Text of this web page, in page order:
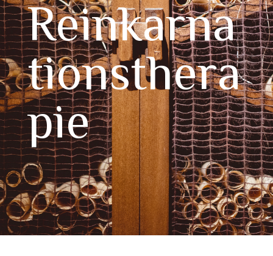
Reinkarna
tionsthera
pie